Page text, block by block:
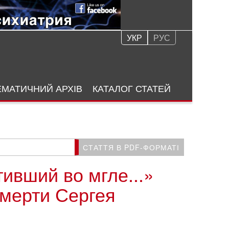
УКР РУС
АРХІВ КАТАЛОГ СТАТЕЙ
СТАТТЯ В PDF-ФОРМАТІ
во мгле...»
Сергея